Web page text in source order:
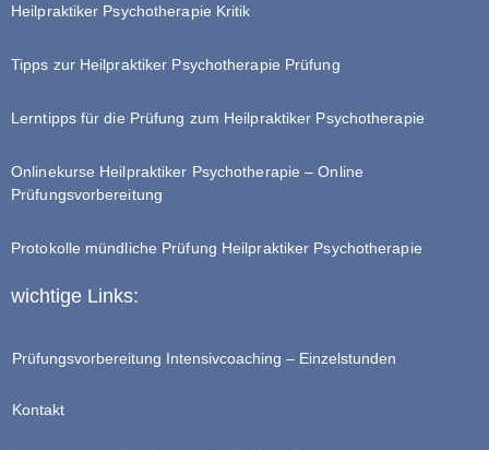
Heilpraktiker Psychotherapie Kritik
Tipps zur Heilpraktiker Psychotherapie Prüfung
Lerntipps für die Prüfung zum Heilpraktiker Psychotherapie
Onlinekurse Heilpraktiker Psychotherapie – Online
Prüfungsvorbereitung
Protokolle mündliche Prüfung Heilpraktiker Psychotherapie
wichtige Links:
Prüfungsvorbereitung Intensivcoaching – Einzelstunden
Kontakt